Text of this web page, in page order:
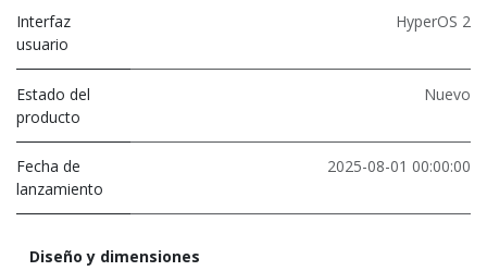
Interfaz
usuario
HyperOS 2
Estado del
producto
Nuevo
Fecha de
lanzamiento
2025-08-01 00:00:00
Diseño y dimensiones